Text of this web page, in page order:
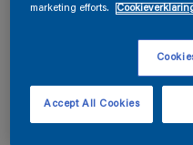
De
marketing efforts.
Accept All Cookies